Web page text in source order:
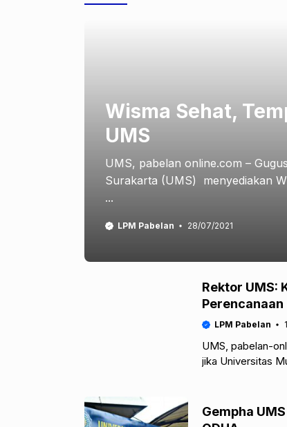
Wisma Sehat,
UMS
UMS, pabelan online.com –
Surakarta (UMS) menyediakan
...
LPM Pabelan 28/07/2021
Rektor UMS:
Perencanaan
LPM Pabelan
UMS, pabelan-
jika Universitas
Gempha